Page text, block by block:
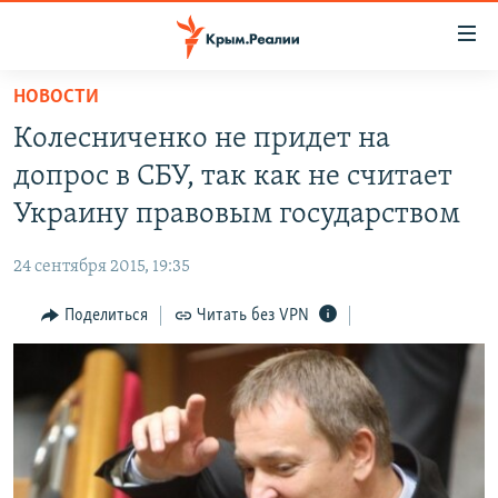
Вернуться
основному
содержанию
Вернутся
главной
навигации
Вернутся
11 ЛЕТ ОККУПАЦИИ КРЫМА. 11 ИСТОРИЙ СОПРОТИВЛЕНИЯ
ВОДА
ЕЩЕ
ИНТЕРАКТИВ
ИНФОГРАФИКА
ТЕЛЕПРОЕКТ КРЫМ.РЕАЛИИ
СОВЕТЫ ПРАВОЗАЩИТНИКОВ
ПРОПАВШИЕ БЕЗ ВЕСТИ
РАДІО СВОБОДА
КАК ОБОЙТИ БЛОКИРОВКУ
Українською
Qırımtatar
НОВОСТИ
Колесниченко не придет на
допрос в СБУ, так как не считает
Украину правовым государством
24 сентября 2015, 19:35
Поделиться Читать без VPN